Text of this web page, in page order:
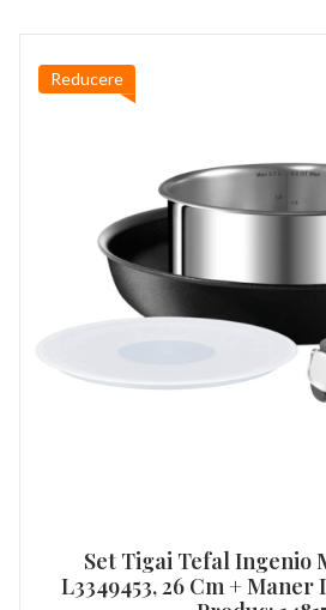
Reducere
Set Tigai Tefal Ingenio
L3349453, 26 Cm +